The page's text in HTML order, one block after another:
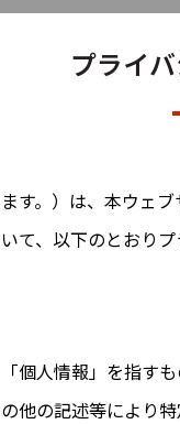
プライ
す。）は、本ウェ
て、以下のとおり
個人情報」を指
他の記述等により